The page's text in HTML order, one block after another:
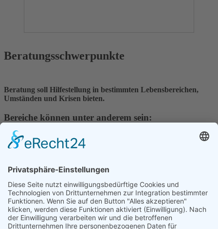
Beratungsschwerpunkte
Beratung soll Hilfestellung in bestimmten Lebensbereichen,
Umständen und Krisen bieten.
Bereiche können unter anderem sein:
Aktuelle Lebens- und Krisensituationen
Ängste (soziale Phobien/Angst unter Menschen, Höhen-,
Depressive Verstimmung (nichts macht Freude, der Alltag
scheint immer schwerer zu bewältigen)
Beziehungskonflikte (z. B. Konflikte mit Arbeitgebern,
Kindern, Partner)
Überlastungs- und Überforderungssituationen, Burnout
Bewältigung von Verlusten, Trauer und belastenden
Lebenssituationen (z. B. Trennung)